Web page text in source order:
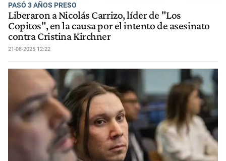
PASÓ 3 AÑOS PRESO
Liberaron a Nicolás Carrizo, líder de "Los
Copitos", en la causa por el intento de asesinato
contra Cristina Kirchner
21-08-2025 12:22